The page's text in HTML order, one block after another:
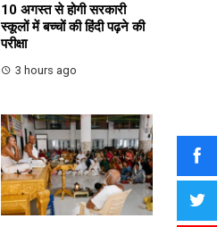
10 अगस्त से होगी सरकारी
स्कूलों में बच्चों की हिंदी पढ़ने की
परीक्षा
3 hours ago